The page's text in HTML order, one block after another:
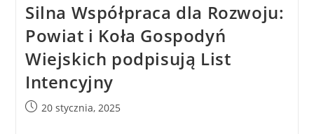
Silna Współpraca dla Rozwoju:
Powiat i Koła Gospodyń
Wiejskich podpisują List
Intencyjny
20 stycznia, 2025